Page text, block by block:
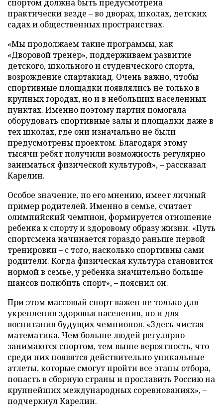
спортом должна быть предусмотрена
практически везде – во дворах, школах, детских
садах и общественных пространствах.
«Мы продолжаем такие программы, как
«Дворовой тренер», поддерживаем развитие
детского, школьного и студенческого спорта,
возрождение спартакиад. Очень важно, чтобы
спортивные площадки появлялись не только в
крупных городах, но и в небольших населенных
пунктах. Именно поэтому партия помогала
оборудовать спортивные залы и площадки даже в
тех школах, где они изначально не были
предусмотрены проектом. Благодаря этому
тысячи ребят получили возможность регулярно
заниматься физической культурой», – рассказал
Карелин.
Особое значение, по его мнению, имеет личный
пример родителей. Именно в семье, считает
олимпийский чемпион, формируется отношение
ребенка к спорту и здоровому образу жизни. «Путь
спортсмена начинается гораздо раньше первой
тренировки – с того, насколько спортивны сами
родители. Когда физическая культура становится
нормой в семье, у ребенка значительно больше
шансов полюбить спорт», – пояснил он.
При этом массовый спорт важен не только для
укрепления здоровья населения, но и для
воспитания будущих чемпионов. «Здесь чистая
математика. Чем больше людей регулярно
занимаются спортом, тем выше вероятность, что
среди них появятся действительно уникальные
атлеты, которые смогут пройти все этапы отбора,
попасть в сборную страны и прославить Россию на
крупнейших международных соревнованиях», –
подчеркнул Карелин.